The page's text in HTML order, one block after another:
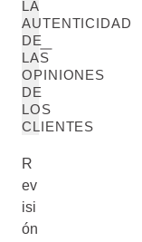
LA
AUTENTICIDAD
DE
LAS
OPINIONES
DE
LOS
CLIENTES
R
ev
isi
ón